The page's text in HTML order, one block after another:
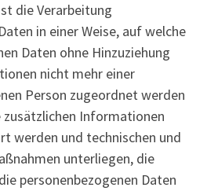
die Verarbeitung
in einer Weise, auf welche
Daten ohne Hinzuziehung
nicht mehr einer
Person zugeordnet werden
zusätzlichen Informationen
werden und technischen und
unterliegen, die
personenbezogenen Daten